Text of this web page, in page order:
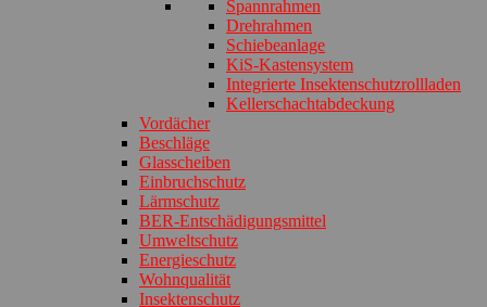
Spannrahmen
Drehrahmen
Schiebeanlage
KiS-Kastensystem
Integrierte Insektenschutzrollladen
Kellerschachtabdeckung
Vordächer
Beschläge
Glasscheiben
Einbruchschutz
Lärmschutz
BER-Entschädigungsmittel
Umweltschutz
Energieschutz
Wohnqualität
Insektenschutz